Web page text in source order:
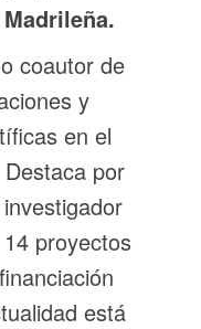
coautor de
y
en el
por
proyectos
está